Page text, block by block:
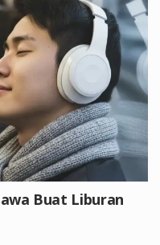
Buat Liburan